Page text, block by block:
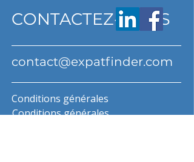
CONTACTEZ-NOUS
contact@expatfinder.com
Conditions générales
Conditions générales